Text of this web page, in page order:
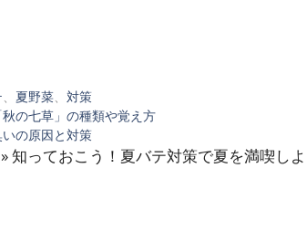
、 夏野菜、対策
の七草」の種類や覚え方
の原因と対策
»知っておこう！夏バテ対策で夏を満喫しよ